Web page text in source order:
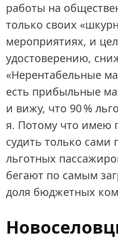
работы на
только своих
мероприятиях, и
удостоверению,
«Нерентабельные
есть прибыльные
и вижу, что 90 %
я. Потому что имею
судить только
льготных
бегают по самым
доля бюджетных